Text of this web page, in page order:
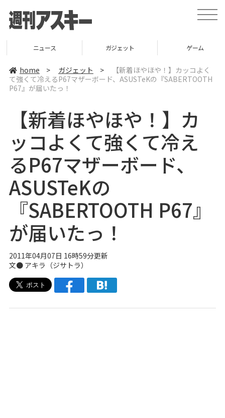
t
o
v
i
ニュース ガジェット ゲーム
home > ガジェット >
【新着ほやほや！】カッコよく
て強くて冷えるP67マザーボード、ASUSTeKの『SABERTOOTH
P67』が届いたっ！
【新着ほやほや！】カ
ッコよくて強くて冷え
るP67マザーボード、
ASUSTeKの
『SABERTOOTH P67』
が届いたっ！
2011年04月07日 16時59分更新
文● アキラ（ジサトラ）